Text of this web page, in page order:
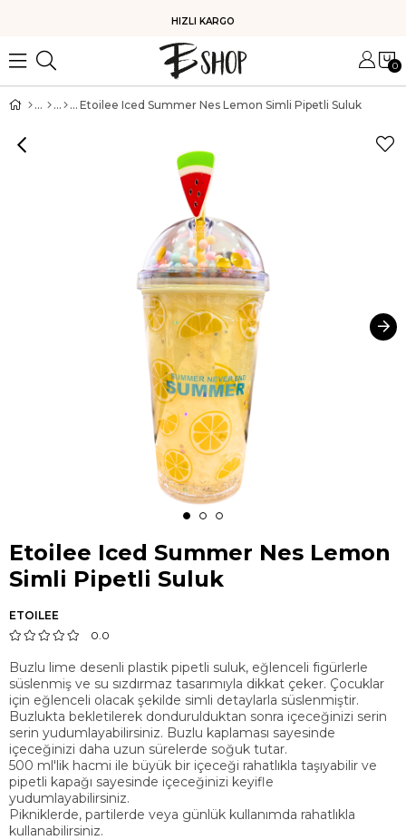
HIZLI KARGO
0
Etoilee Iced Summer Nes Lemon Simli Pipetli Suluk
Etoilee Iced Summer Nes Lemon
Simli Pipetli Suluk
ETOILEE
0.0
Buzlu lime desenli plastik pipetli suluk, eğlenceli figürlerle
süslenmiş ve su sızdırmaz tasarımıyla dikkat çeker. Çocuklar
için eğlenceli olacak şekilde simli detaylarla süslenmiştir.
Buzlukta bekletilerek dondurulduktan sonra içeceğinizi serin
serin yudumlayabilirsiniz. Buzlu kaplaması sayesinde
içeceğinizi daha uzun sürelerde soğuk tutar.
500 ml'lik hacmi ile büyük bir içeceği rahatlıkla taşıyabilir ve
pipetli kapağı sayesinde içeceğinizi keyifle
yudumlayabilirsiniz.
Pikniklerde, partilerde veya günlük kullanımda rahatlıkla
kullanabilirsiniz.